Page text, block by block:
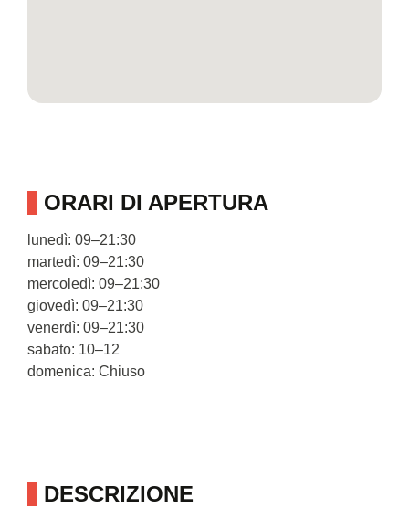
DESCRIZIONE
ORARI DI APERTURA
lunedì: 09–21:30
martedì: 09–21:30
mercoledì: 09–21:30
giovedì: 09–21:30
venerdì: 09–21:30
sabato: 10–12
domenica: Chiuso